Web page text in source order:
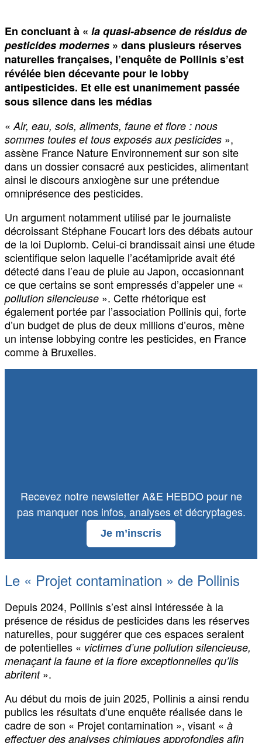
En concluant à « la quasi-absence de résidus de
pesticides modernes » dans plusieurs réserves
naturelles françaises, l’enquête de Pollinis s’est
révélée bien décevante pour le lobby
antipesticides. Et elle est unanimement passée
sous silence dans les médias
« Air, eau, sols, aliments, faune et flore : nous
sommes toutes et tous exposés aux pesticides »,
assène France Nature Environnement sur son site
dans un dossier consacré aux pesticides, alimentant
ainsi le discours anxiogène sur une prétendue
omniprésence des pesticides.
Un argument notamment utilisé par le journaliste
décroissant Stéphane Foucart lors des débats autour
de la loi Duplomb. Celui-ci brandissait ainsi une étude
scientifique selon laquelle l’acétamipride avait été
détecté dans l’eau de pluie au Japon, occasionnant
ce que certains se sont empressés d’appeler une «
pollution silencieuse ». Cette rhétorique est
également portée par l’association Pollinis qui, forte
d’un budget de plus de deux millions d’euros, mène
un intense lobbying contre les pesticides, en France
comme à Bruxelles.
Recevez notre newsletter A&E HEBDO pour ne
pas manquer nos infos, analyses et décryptages.
Je m’inscris
Le « Projet contamination » de Pollinis
Depuis 2024, Pollinis s’est ainsi intéressée à la
présence de résidus de pesticides dans les réserves
naturelles, pour suggérer que ces espaces seraient
de potentielles « victimes d’une pollution silencieuse,
menaçant la faune et la flore exceptionnelles qu’ils
abritent ».
Au début du mois de juin 2025, Pollinis a ainsi rendu
publics les résultats d’une enquête réalisée dans le
cadre de son « Projet contamination », visant « à
effectuer des analyses chimiques approfondies afin